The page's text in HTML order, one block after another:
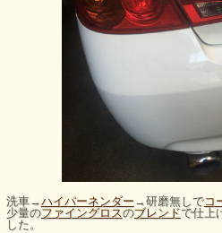
洗車→ハイパーネンダー→研磨無しでコ
少量のファイングロスのブレンドで仕上
した。